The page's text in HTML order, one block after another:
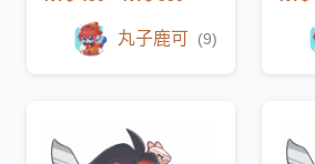
丸子鹿可 (9)